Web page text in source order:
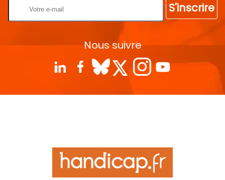
S'inscrire
Nous suivre